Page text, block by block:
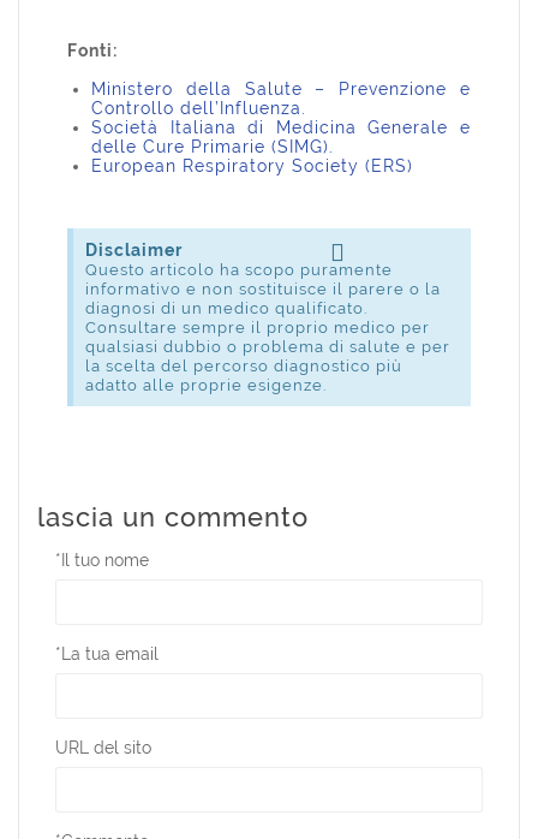
Fonti:
Ministero della Salute – Prevenzione e
Controllo dell’Influenza.
Società Italiana di Medicina Generale e
delle Cure Primarie (SIMG).
European Respiratory Society (ERS)
Disclaimer
Questo articolo ha scopo puramente
informativo e non sostituisce il parere o la
diagnosi di un medico qualificato.
Consultare sempre il proprio medico per
qualsiasi dubbio o problema di salute e per
la scelta del percorso diagnostico più
adatto alle proprie esigenze.
lascia un commento
* Il tuo nome
*La tua email
URL del sito